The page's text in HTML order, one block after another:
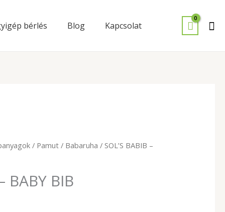
bérlés Blog Kapcsolat
/ Pamut/ Babaruha / SOL’S BABIB –
BABY BIB